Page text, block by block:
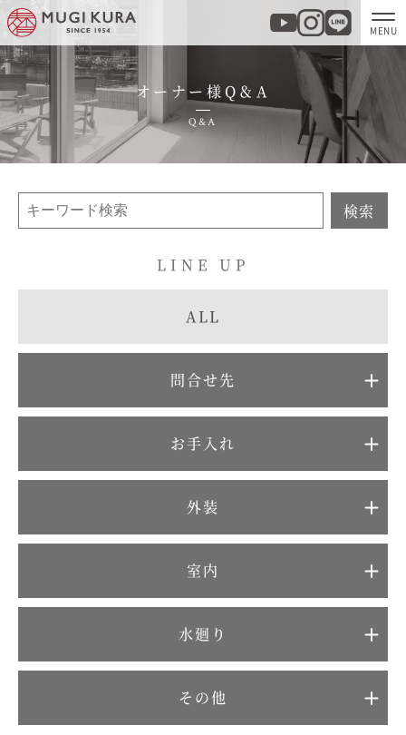
ホーム
分譲地・建売情報
モデルハウス
オーナー様Q&A
資料請求
オーナー様Q＆A
Q&A
検索
LINE UP
ALL
問合せ先
お手入れ
外装
室内
水廻り
その他